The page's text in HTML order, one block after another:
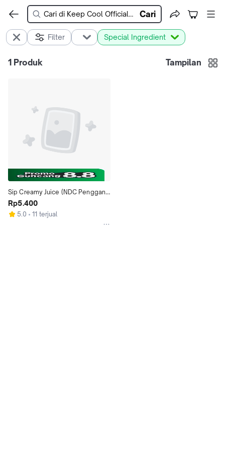
Cari
Filter Special Ingredient
1 Produk Tampilan
Sip Creamy Juice (NDC Pengganti
Santan)
Rp5.400
5.0 11 terjual